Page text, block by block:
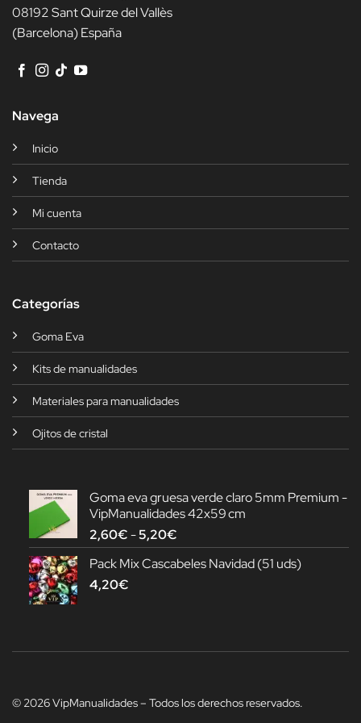
08192 Sant Quirze del Vallès
(Barcelona) España
Navega
Inicio
Tienda
Mi cuenta
Contacto
Categorías
Goma Eva
Kits de manualidades
Materiales para manualidades
Ojitos de cristal
Goma eva gruesa verde claro 5mm Premium -
VipManualidades 42x59 cm
2,60€-5,20€Rango
de
precios:
Pack Mix Cascabeles Navidad (51 uds)
4,20€
© 2026 VipManualidades – Todos los derechos reservados.